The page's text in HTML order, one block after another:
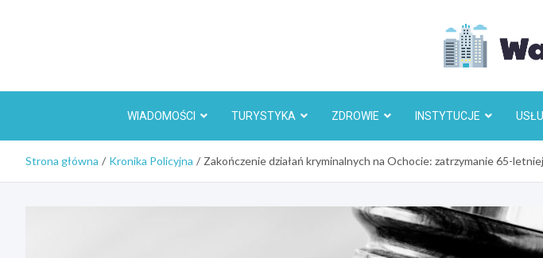
WIADOMOŚCI TURYSTYKA ZDROWIE INSTYTUCJE
Strona główna Kronika Policyjna Zakończenie działań kryminalnych na Ochocie: zatrzymanie 65-